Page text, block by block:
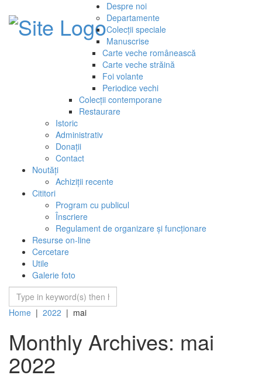
Despre noi
Departamente
Colecții speciale
Manuscrise
Carte veche românească
Carte veche străină
Foi volante
Periodice vechi
Colecții contemporane
Restaurare
Istoric
Administrativ
Donații
Contact
Noutăți
Achiziții recente
Cititori
Program cu publicul
Înscriere
Regulament de organizare și funcționare
Resurse on-line
Cercetare
Utile
Galerie foto
Home | 2022 | mai
Monthly Archives: mai
2022